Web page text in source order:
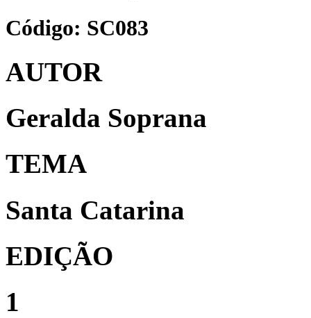
Código: SC083
AUTOR
Geralda Soprana
TEMA
Santa Catarina
EDIÇÃO
1